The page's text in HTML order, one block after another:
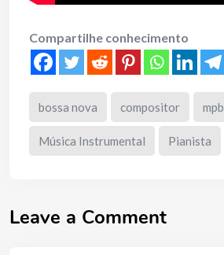
Compartilhe conhecimento
bossa nova compositor mpb
Música Instrumental Pianista
Leave a Comment